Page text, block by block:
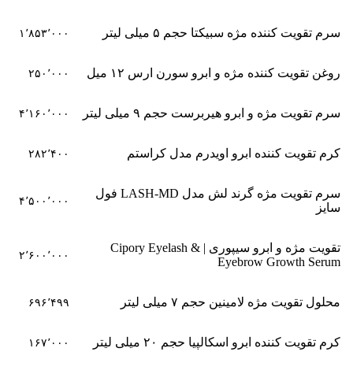
سرم تقویت کننده مژه سبیکتا حجم ۵ میلی لیتر ۱٬۸۵۳٬۰۰۰
روغن تقویت کننده مژه و ابرو سورن ارس ۱۲ میل ۲۵۰٬۰۰۰
سرم تقویت مژه و ابرو هیربرست حجم ۹ میلی لیتر ۴٬۱۶۰٬۰۰۰
کرم تقویت کننده ابرو اویدرم مدل کراستم ۲۸۲٬۴۰۰
سرم تقویت مژه گرند لش مدل LASH-MD فول
سایز
۴٬۵۰۰٬۰۰۰
تقویت مژه و ابرو سیپوری | Cipory Eyelash &
Eyebrow Growth Serum
۲٬۶۰۰٬۰۰۰
محلول تقویت مژه لامینین حجم ۷ میلی لیتر ۶۹۶٬۴۹۹
کرم تقویت کننده ابرو اسکالپیا حجم ۲۰ میلی لیتر ۱۶۷٬۰۰۰